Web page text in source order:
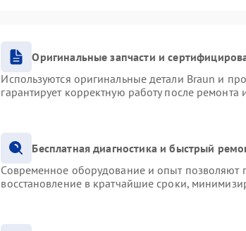
Оригинальные запчасти и
Используются оригинальные детали Braun и
гарантирует корректную работу после ремонта
Бесплатная диагностика и быстрый
Современное оборудование и опыт позволяют
восстановление в кратчайшие сроки,